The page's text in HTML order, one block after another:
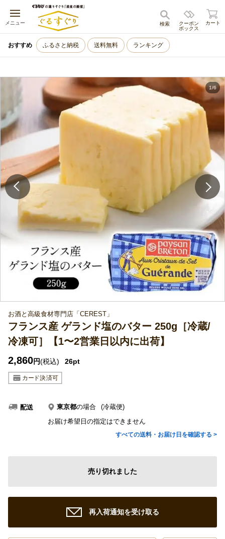
メニュー
キャンセル
クーポン
ボックス
検索 カート
おすすめ ふるさと納税 送料無料 ランキング
1/6
お酒と高級食材専門店「CEREST」
フランス産 ゲランド塩のバター 250g［冷蔵/
冷凍可］【1〜2営業日以内に出荷】
2,860円(税込) 26pt
配送 東京都の場合
(冷蔵便)
お届け希望日の指定はできません
すべての送料・お届け日を確認する >
売り切れました
再入荷通知を受け取る